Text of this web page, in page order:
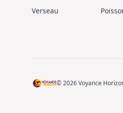
Verseau
©2026Voyance